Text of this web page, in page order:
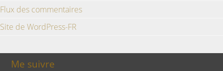
Flux des commentaires
Site de WordPress-FR
Me suivre